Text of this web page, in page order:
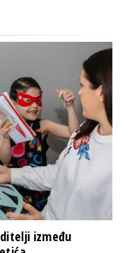
između